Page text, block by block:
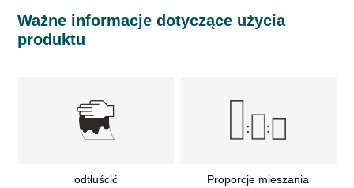
Ważne informacje dotyczące użycia
produktu
odtłuścić
Proporcje mieszania